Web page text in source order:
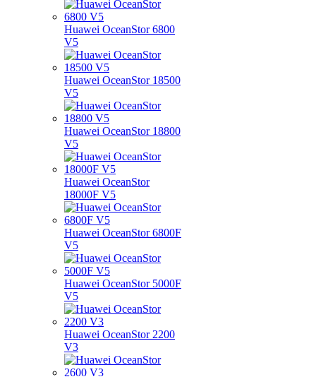
Huawei OceanStor 6800
V5
Huawei OceanStor 18500
V5
Huawei OceanStor 18800
V5
Huawei OceanStor
18000F V5
Huawei OceanStor 6800F
V5
Huawei OceanStor 5000F
V5
Huawei OceanStor 2200
V3